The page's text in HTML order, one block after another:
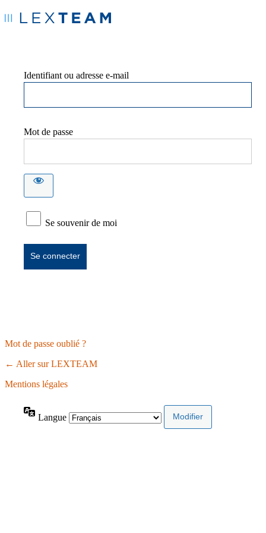
Identifiant ou adresse e-mail
Mot de passe
Se souvenir de moi
Mot de passe oublié ?
← Aller sur LEXTEAM
Mentions légales
Langue